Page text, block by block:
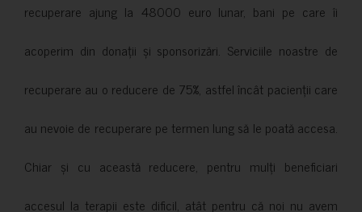
recuperare ajung la 48000 euro lunar, bani pe care îi
acoperim din donații și sponsorizări. Serviciile noastre de
recuperare au o reducere de 75%, astfel încât pacienții care
au nevoie de recuperare pe termen lung să le poată accesa.
Chiar și cu această reducere, pentru mulți beneficiari
accesul la terapii este dificil, atât pentru că noi nu avem